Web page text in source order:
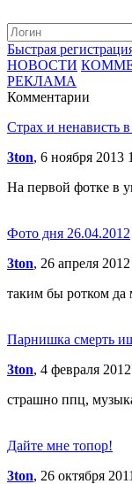
Быстрая
НОВОСТИ
РЕКЛАМА
Комментарии
Страх и ненависть
3ton, 6 ноября 2013
На первой фотке в
Фото дня 26.04.2012
3ton, 26 апреля
таким бы ротком да
Парнишка смерть
3ton, 4 февраля
страшно ппц,
Дайте мне топор!
3ton, 26 октября